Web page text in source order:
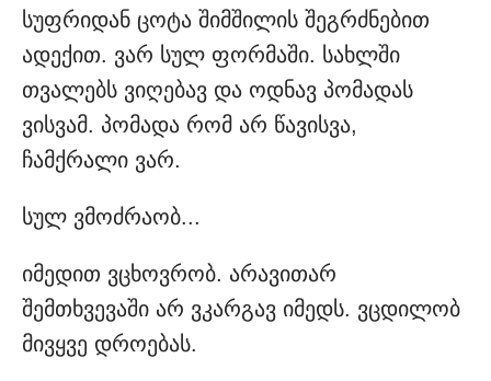
სუფრიდან ცოტა შიმშილის შეგრძნებით
ადექით. ვარ სულ ფორმაში. სახლში
თვალებს ვიღებავ და ოდნავ პომადას
ვისვამ. პომადა რომ არ წავისვა,
ჩამქრალი ვარ.
სულ ვმოძრაობ...
იმედით ვცხოვრობ. არავითარ
შემთხვევაში არ ვკარგავ იმედს. ვცდილობ
მივყვე დროებას.